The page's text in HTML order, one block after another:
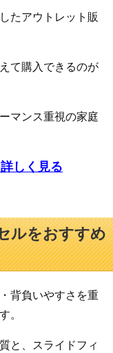
たアウトレット販
て購入できるのが
マンス重視の家庭
しく見る
ルをおすすめ
背負いやすさを重
。
と、スライドフィ